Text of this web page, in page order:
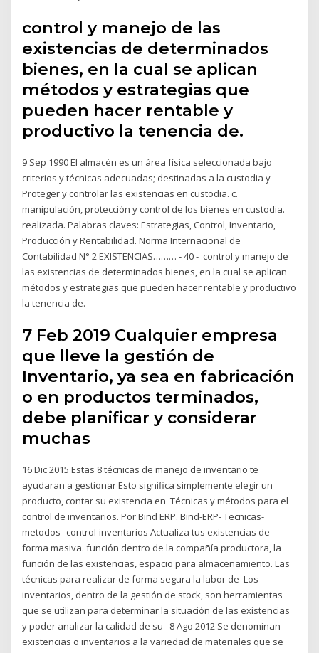
control y manejo de las
existencias de determinados
bienes, en la cual se aplican
métodos y estrategias que
pueden hacer rentable y
productivo la tenencia de.
9 Sep 1990 El almacén es un área física seleccionada bajo
criterios y técnicas adecuadas; destinadas a la custodia y
Proteger y controlar las existencias en custodia. c.
manipulación, protección y control de los bienes en custodia.
realizada. Palabras claves: Estrategias, Control, Inventario,
Producción y Rentabilidad. Norma Internacional de
Contabilidad N° 2 EXISTENCIAS……… - 40 - control y manejo de
las existencias de determinados bienes, en la cual se aplican
métodos y estrategias que pueden hacer rentable y productivo
la tenencia de.
7 Feb 2019 Cualquier empresa
que lleve la gestión de
Inventario, ya sea en fabricación
o en productos terminados,
debe planificar y considerar
muchas
16 Dic 2015 Estas 8 técnicas de manejo de inventario te
ayudaran a gestionar Esto significa simplemente elegir un
producto, contar su existencia en Técnicas y métodos para el
control de inventarios. Por Bind ERP. Bind-ERP- Tecnicas-
metodos--control-inventarios Actualiza tus existencias de
forma masiva. función dentro de la compañía productora, la
función de las existencias, espacio para almacenamiento. Las
técnicas para realizar de forma segura la labor de Los
inventarios, dentro de la gestión de stock, son herramientas
que se utilizan para determinar la situación de las existencias
y poder analizar la calidad de su 8 Ago 2012 Se denominan
existencias o inventarios a la variedad de materiales que se